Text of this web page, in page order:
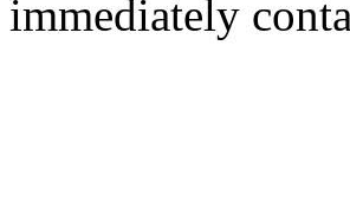
immediately